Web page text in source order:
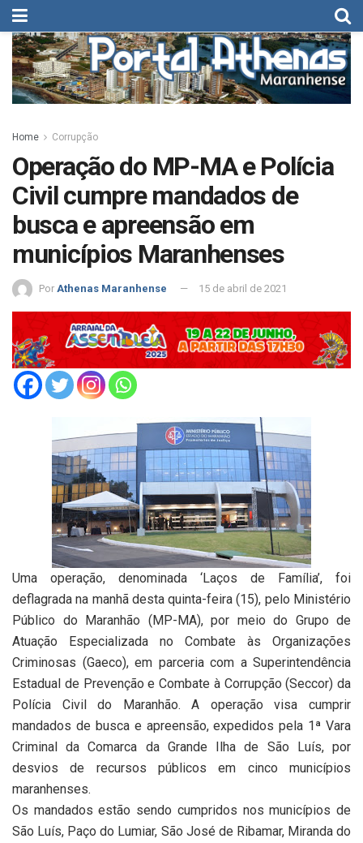
Home Corrupção
Operação do MP-MA e Polícia
Civil cumpre mandados de
busca e apreensão em
municípios Maranhenses
Por Athenas Maranhense 15 de abril de 2021
Uma operação, denominada ‘Laços de Família’, foi
deflagrada na manhã desta quinta-feira (15), pelo Ministério
Público do Maranhão (MP-MA), por meio do Grupo de
Atuação Especializada no Combate às Organizações
Criminosas (Gaeco), em parceria com a Superintendência
Estadual de Prevenção e Combate à Corrupção (Seccor) da
Polícia Civil do Maranhão. A operação visa cumprir
mandados de busca e apreensão, expedidos pela 1ª Vara
Criminal da Comarca da Grande Ilha de São Luís, por
desvios de recursos públicos em cinco municípios
maranhenses.
Os mandados estão sendo cumpridos nos municípios de
São Luís, Paço do Lumiar, São José de Ribamar, Miranda do